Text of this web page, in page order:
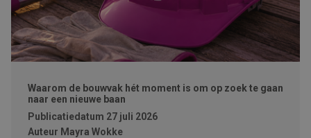
Waarom de bouwvak hét moment is om op zoek te gaan
naar een nieuwe baan
Publicatiedatum 27 juli 2026
Auteur Mayra Wokke